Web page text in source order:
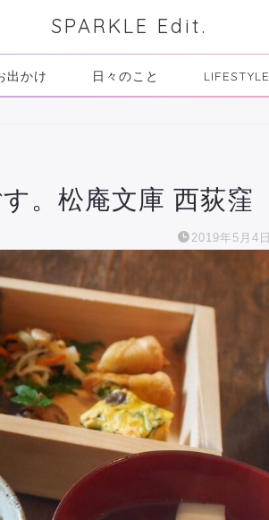
SPARKLE Edit.
出かけ 日々のこと LIFESTYLE
。松庵文庫 西荻窪
2019年5月4日